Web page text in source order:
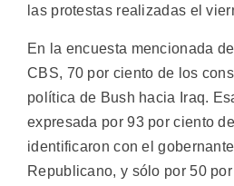
las protestas realizadas el
En la encuesta mencionada
CBS, 70 por ciento de los
política de Bush hacia Iraq.
expresada por 93 por ciento
identificaron con el
Republicano, y sólo por 50